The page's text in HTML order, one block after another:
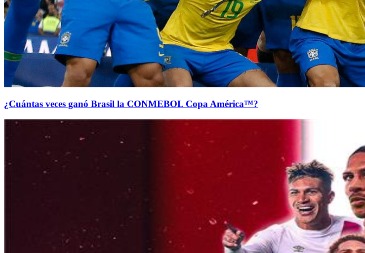
¿Cuántas veces ganó Brasil la CONMEBOL Copa América™?